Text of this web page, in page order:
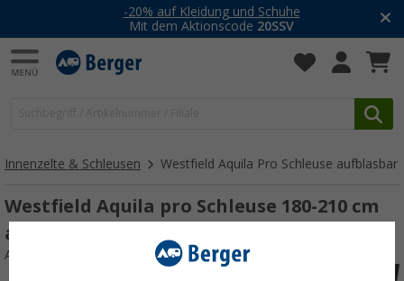
-20% auf Kleidung und Schuhe
Mit dem Aktionscode20SSV
Innenzelte & Schleusen Westfield Aquila Pro Schleuse aufblasbar
Westfield Aquila pro Schleuse 180-210 cm
aufblasbar
Art.-Nr.: 534294